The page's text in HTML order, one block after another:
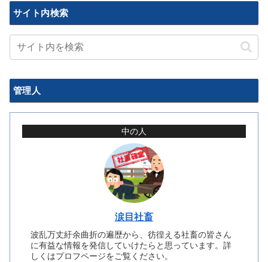
サイト内検索
管理人
中の人
涙目社畜
波乱万丈紆余曲折の遍歴から、彷徨える社畜の皆さん
に有益な情報を発信していけたらと思っています。詳
しくはプロフページをご覧ください。